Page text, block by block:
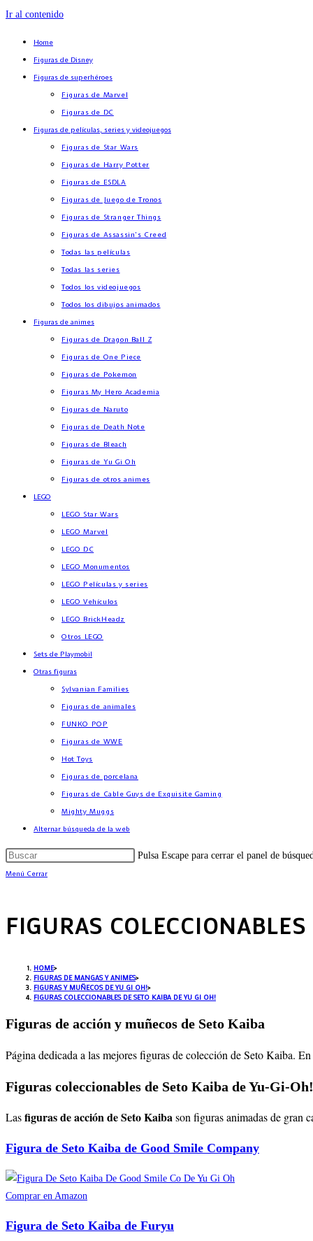
Ir al contenido
Home
Figuras de Disney
Figuras de superhéroes
Figuras de Marvel
Figuras de DC
Figuras de películas, series y videojuegos
Figuras de Star Wars
Figuras de Harry Potter
Figuras de ESDLA
Figuras de Juego de Tronos
Figuras de Stranger Things
Figuras de Assassin’s Creed
Todas las películas
Todas las series
Todos los videojuegos
Todos los dibujos animados
Figuras de animes
Figuras de Dragon Ball Z
Figuras de One Piece
Figuras de Pokemon
Figuras My Hero Academia
Figuras de Naruto
Figuras de Death Note
Figuras de Bleach
Figuras de Yu Gi Oh
Figuras de otros animes
LEGO
LEGO Star Wars
LEGO Marvel
LEGO DC
LEGO Monumentos
LEGO Películas y series
LEGO Vehículos
LEGO BrickHeadz
Otros LEGO
Sets de Playmobil
Otras figuras
Sylvanian Families
Figuras de animales
FUNKO POP
Figuras de WWE
Hot Toys
Figuras de porcelana
Figuras de Cable Guys de Exquisite Gaming
Mighty Muggs
Alternar búsqueda de la web
Pulsa Escape para cerrar el panel de
Menú Cerrar
FIGURAS
HOME>
FIGURAS DE MANGAS Y ANIMES>
FIGURAS Y MUÑECOS DE YU GI OH!>
FIGURAS COLECCIONABLES DE SETO KAIBA DE YU GI OH!
Figuras de acción y muñecos de Seto Kaiba
Página dedicada a las mejores figuras de colección de Seto Kaiba.
Figuras coleccionables de Seto Kaiba de Yu-Gi-Oh!
Lasfiguras de acción de Seto Kaibason figuras animadas de gran
Figura de Seto Kaiba de Good Smile Company
Comprar en Amazon
Figura de Seto Kaiba de Furyu